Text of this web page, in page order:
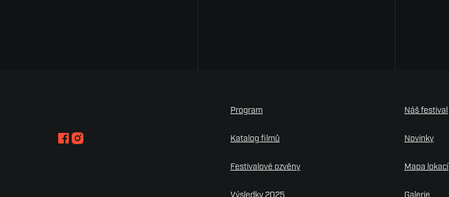
Program
Katalog filmů
Festivalové ozvěny
Náš festival
Novinky
Mapa lokací